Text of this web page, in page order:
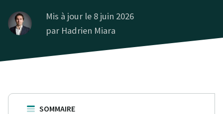
Mis à jour le 8 juin 2026
par Hadrien Miara
SOMMAIRE